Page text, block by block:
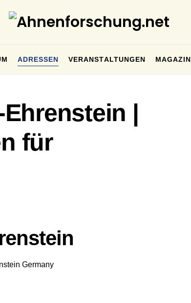
ADRESSEN VERANSTALTUNGEN MAGAZIN
|
für
Germany